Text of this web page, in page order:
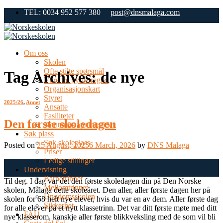
Skip
content
TEL: 0034 952 577 380 post@dnsmalaga.com
Om oss
Skolen
Ofte stilte spørsmål
Våre tre gylne regler
Organisasjonskart
Styret
Ansatte
Fasiliteter
Kontorets åpningstider
Søk plass
Søk skoleplass
Priser
Ledige stillinger
Undervisning
Barnetrinnet
Mellomtrinnet
Ungdomsskolen
Sikkerhet
FAU
Tag Archives:de nye
2025/26,Annet
Den første skoledagen
Posted on25 August, 20256 March, 2026 by DNS Malaga
Aug
Til deg. I dag var det den første skoledagen din på Den Norske
skolen, Málaga dette skoleåret. Den aller, aller første dagen her på
skolen for 68 helt nye elever, hvis du var en av dem. Aller første dag
for alle elever på et nytt klassetrinn. Det var ditt første møte med ditt
nye klasserom, kanskje aller første blikkveksling med de som vil bli